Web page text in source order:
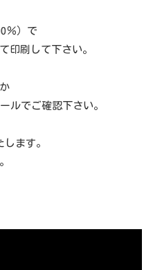
％）で
印刷して下さい。
か
ルでご確認下さい。
ます。